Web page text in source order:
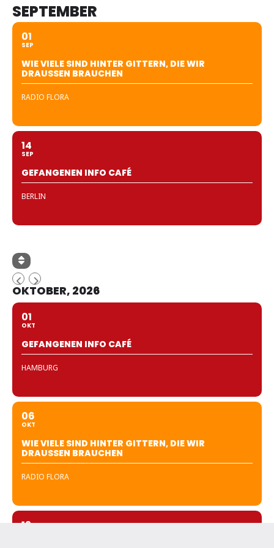
SEPTEMBER
01
SEP
WIE VIELE SIND HINTER GITTERN, DIE WIR
DRAUSSEN BRAUCHEN
RADIO FLORA
14
SEP
GEFANGENEN INFO CAFÉ
BERLIN
OKTOBER, 2026
01
OKT
GEFANGENEN INFO CAFÉ
HAMBURG
06
OKT
WIE VIELE SIND HINTER GITTERN, DIE WIR
DRAUSSEN BRAUCHEN
RADIO FLORA
12